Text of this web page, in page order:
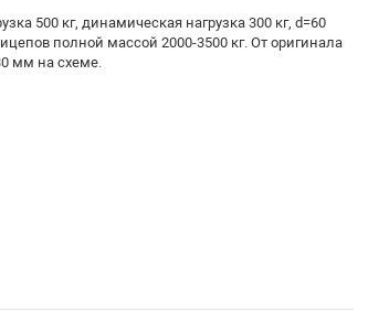
500 кг, динамическая нагрузка 300 кг, d=60
полной массой 2000-3500 кг. От оригинала
мм на схеме.